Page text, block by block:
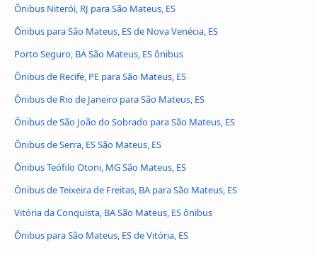
Ônibus Niterói, RJ para São Mateus, ES
Ônibus para São Mateus, ES de Nova Venécia, ES
Porto Seguro, BA São Mateus, ES ônibus
Ônibus de Recife, PE para São Mateus, ES
Ônibus de Rio de Janeiro para São Mateus, ES
Ônibus de São João do Sobrado para São Mateus, ES
Ônibus de Serra, ES São Mateus, ES
Ônibus Teófilo Otoni, MG São Mateus, ES
Ônibus de Teixeira de Freitas, BA para São Mateus, ES
Vitória da Conquista, BA São Mateus, ES ônibus
Ônibus para São Mateus, ES de Vitória, ES